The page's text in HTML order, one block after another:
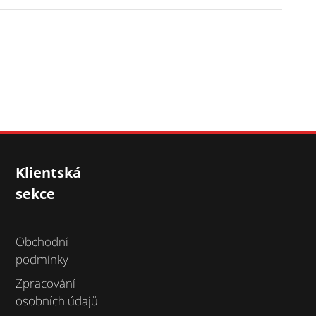
Klientská
sekce
Obchodní
podmínky
Zpracování
osobních údajů